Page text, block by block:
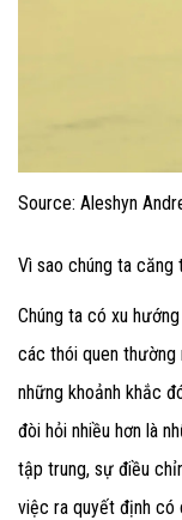
Source: Aleshyn
Vì sao chúng ta căng
Chúng ta có xu
các thói quen thường
những khoảnh khắc
đòi hỏi nhiều hơn là
tập trung, sự điều
việc ra quyết định có